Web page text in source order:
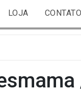
LOJA CONTATO